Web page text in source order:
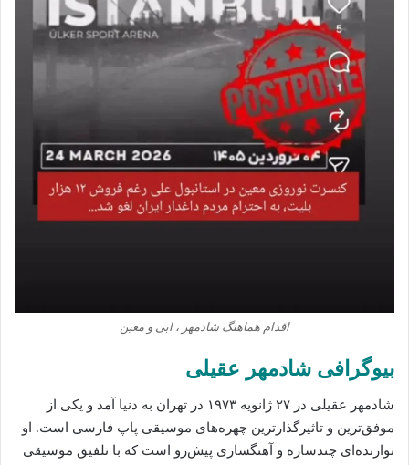
اقدام هماهنگ شادمهر ، ابی و معین
بیوگرافی شادمهر عقیلی
شادمهر عقیلی در ۲۷ ژانویه ۱۹۷۳ در تهران به دنیا آمد و یکی از
موفق‌ترین و تاثیرگذارترین چهره‌های موسیقی پاپ فارسی است. او
نوازنده‌ای چند‌سازه و آهنگسازی پیش‌رو است که با تلفیق موسیقی